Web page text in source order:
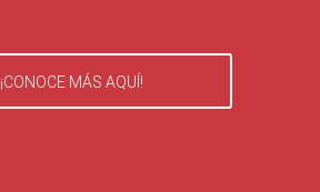
¡CONOCE MÁS AQUÍ!